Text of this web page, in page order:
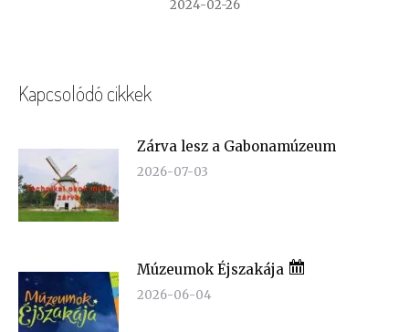
2024-02-26
Kapcsolódó cikkek
Zárva lesz a Gabonamúzeum
2026-07-03
Múzeumok Éjszakája
2026-06-04